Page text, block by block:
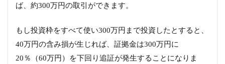
ば、約300万円の取引ができます。
もし投資枠をすべて使い300万円まで投資したとすると、
40万円の含み損が生じれば、証拠金は300万円に
20％（60万円）を下回り追証が発生することになりま